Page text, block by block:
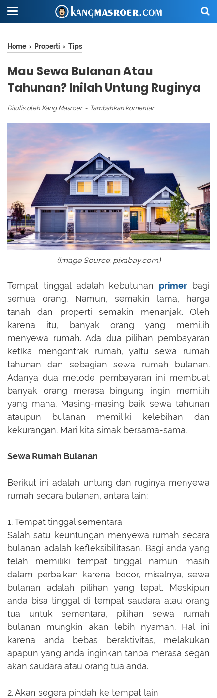
Home › Properti › Tips
Mau Sewa Bulanan Atau
Tahunan? Inilah Untung Ruginya
Ditulis oleh Kang Masroer Tambahkan komentar
(Image Source: pixabay.com)
Tempat tinggal adalah kebutuhan primer bagi
semua orang. Namun, semakin lama, harga
tanah dan properti semakin menanjak. Oleh
karena itu, banyak orang yang memilih
menyewa rumah. Ada dua pilihan pembayaran
ketika mengontrak rumah, yaitu sewa rumah
tahunan dan sebagian sewa rumah bulanan.
Adanya dua metode pembayaran ini membuat
banyak orang merasa bingung ingin memilih
yang mana. Masing-masing baik sewa tahunan
ataupun bulanan memiliki kelebihan dan
kekurangan. Mari kita simak bersama-sama.
Sewa Rumah Bulanan
Berikut ini adalah untung dan ruginya menyewa
rumah secara bulanan, antara lain:
1. Tempat tinggal sementara
Salah satu keuntungan menyewa rumah secara
bulanan adalah kefleksibilitasan. Bagi anda yang
telah memiliki tempat tinggal namun masih
dalam perbaikan karena bocor, misalnya, sewa
bulanan adalah pilihan yang tepat. Meskipun
anda bisa tinggal di tempat saudara atau orang
tua untuk sementara, pilihan sewa rumah
bulanan mungkin akan lebih nyaman. Hal ini
karena anda bebas beraktivitas, melakukan
apapun yang anda inginkan tanpa merasa segan
akan saudara atau orang tua anda.
2. Akan segera pindah ke tempat lain